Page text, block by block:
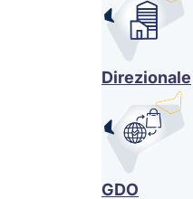
Direzionale
GDO